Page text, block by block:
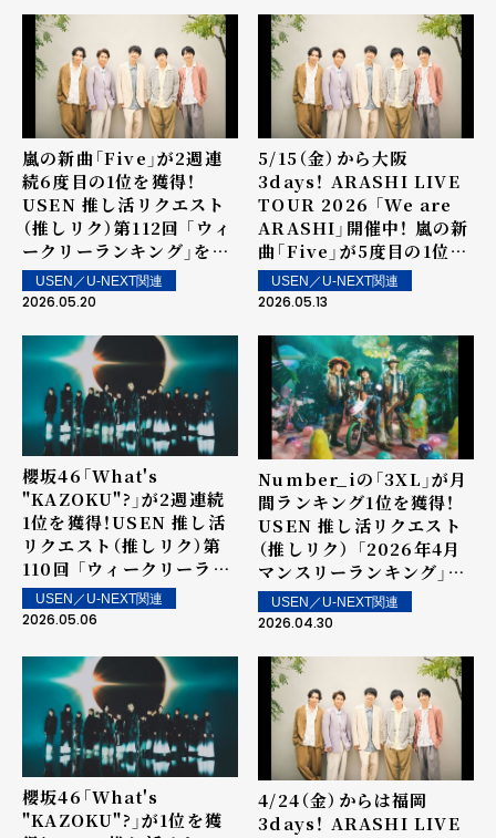
ークリーランキング」を発
表！～ 上位ランクイン楽曲
は5月30日（土）より街中・
店内で配信
嵐の新曲「Five」が2週連
続6度目の1位を獲得！
USEN 推し活リクエスト
（推しリク）第112回 「ウィ
ークリーランキング」を発
表！～ 上位ランクイン楽曲
は5月23日（土）より街中・
USEN／U-NEXT関連
2026.05.20
5/15（金）から大阪
3days！ ARASHI LIVE
TOUR 2026 「We are
ARASHI」開催中！ 嵐の新
曲「Five」が5度目の1位を
獲得！USEN 推し活リクエ
スト（推しリク）第111回
グ」を発表！～ 上位ランク
イン楽曲は5月16日（土）よ
り街中・店内で配信
USEN／U-NEXT関連
2026.05.13
櫻坂46「What's
"KAZOKU"?」が2週連続
1位を獲得！USEN 推し活
リクエスト（推しリク）第
110回 「ウィークリーラン
キング」を発表！～ 上位ラ
ンクイン楽曲は5月9日
USEN／U-NEXT関連
2026.05.06
Number_iの「3XL」が月
間ランキング1位を獲得！
USEN 推し活リクエスト
（推しリク） 「2026年4月
マンスリーランキング」を
発表！
USEN／U-NEXT関連
2026.04.30
櫻坂46「What's
"KAZOKU"?」が1位を獲
4/24（金）からは福岡
3days！ ARASHI LIVE